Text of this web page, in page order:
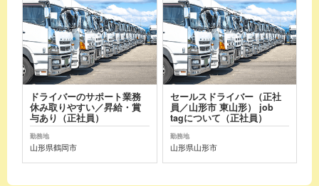
ドライバーのサポート業務
休み取りやすい／昇給・賞
与あり（正社員）
勤務地
山形県鶴岡市
セールスドライバー（正社
員／山形市 東山形） job
tagについて（正社員）
勤務地
山形県山形市